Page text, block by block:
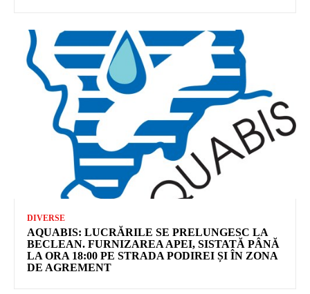
DIVERSE
AQUABIS: LUCRĂRILE SE PRELUNGESC LA
BECLEAN. FURNIZAREA APEI, SISTATĂ PÂNĂ
LA ORA 18:00 PE STRADA PODIREI ȘI ÎN ZONA
DE AGREMENT